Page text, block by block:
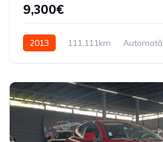
9,300€
2013 111,111km Automată